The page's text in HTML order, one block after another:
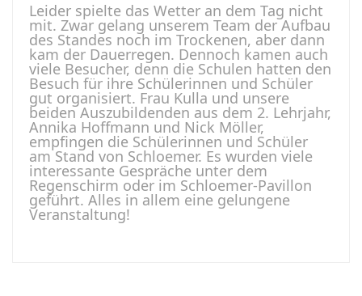
Leider spielte das Wetter an dem Tag nicht
mit. Zwar gelang unserem Team der Aufbau
des Standes noch im Trockenen, aber dann
kam der Dauerregen. Dennoch kamen auch
viele Besucher, denn die Schulen hatten den
Besuch für ihre Schülerinnen und Schüler
gut organisiert. Frau Kulla und unsere
beiden Auszubildenden aus dem 2. Lehrjahr,
Annika Hoffmann und Nick Möller,
empfingen die Schülerinnen und Schüler
am Stand von Schloemer. Es wurden viele
interessante Gespräche unter dem
Regenschirm oder im Schloemer-Pavillon
geführt. Alles in allem eine gelungene
Veranstaltung!